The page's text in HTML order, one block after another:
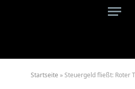
Startseite »Steuergeld fließt: Roter